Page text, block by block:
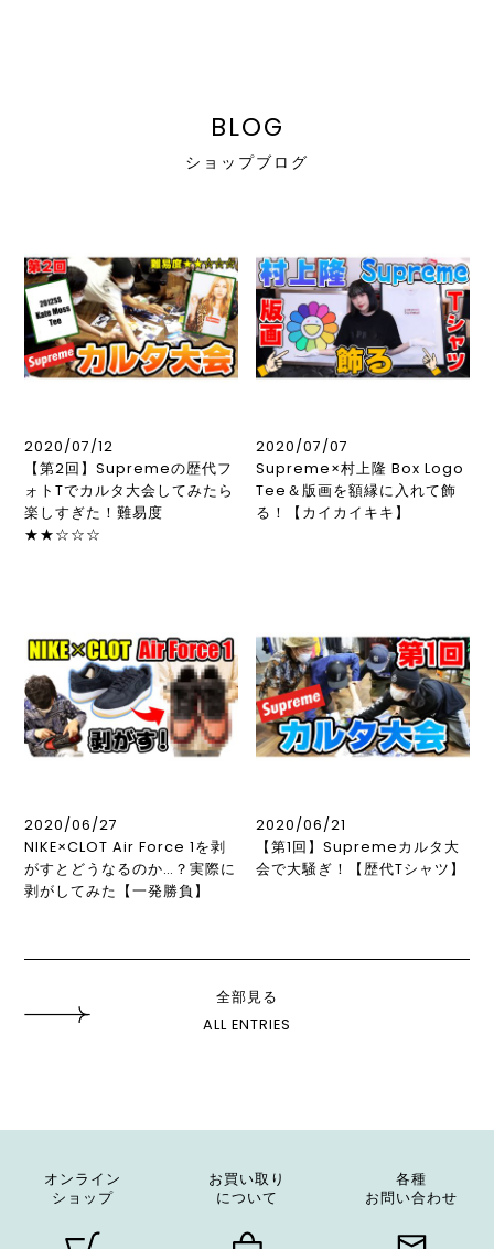
BLOG
ショップブログ
2020/07/12
【第2回】Supremeの歴代フ
ォトTでカルタ大会してみたら
楽しすぎた！難易度
★★☆☆☆
2020/07/07
Supreme×村上隆 Box Logo
Tee＆版画を額縁に入れて飾
る！【カイカイキキ】
2020/06/27
NIKE×CLOT Air Force 1を剥
がすとどうなるのか…？実際に
剥がしてみた【一発勝負】
2020/06/21
【第1回】Supremeカルタ大
会で大騒ぎ！【歴代Tシャツ】
全部見る
ALL ENTRIES
オンライン
ショップ
お買い取り
について
各種
お問い合わせ